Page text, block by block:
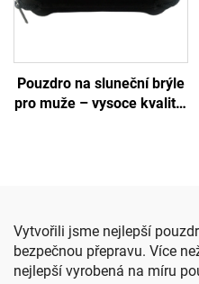
Pouzdro na sluneční brýle
pro muže – vysoce kvalitní
Vytvořili jsme nejlepší
bezpečnou přepravu. Více
nejlepší vyrobená na míru